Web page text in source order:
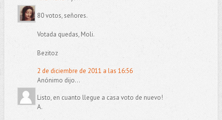
80 votos, señores.
Votada quedas, Moli.
Bezitoz
2 de diciembre de 2011 a las 16:56
Anónimo dijo...
Listo, en cuanto llegue a casa voto de nuevo!
A.